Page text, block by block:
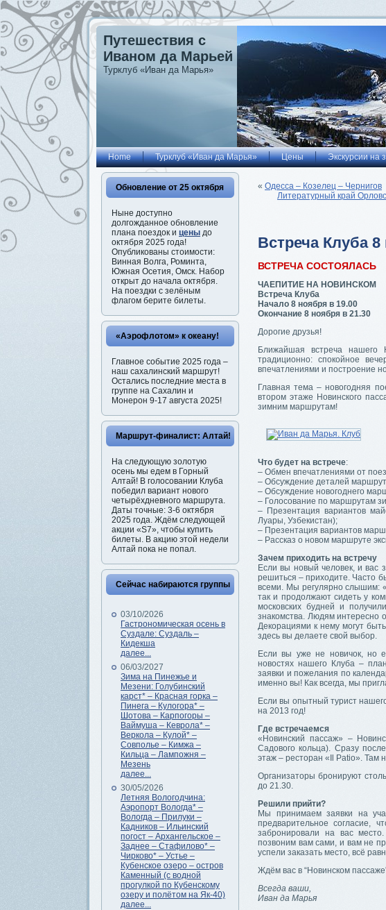
Путешествия с
Иваном да Марьей
Турклуб «Иван да Марья»
Home Турклуб «Иван да Марья» Цены Экскурсии на
Обновление от 25 октября
Ныне доступно
долгожданное обновление
плана поездок и цены до
октября 2025 года!
Опубликованы стоимости:
Винная Волга, Роминта,
Южная Осетия, Омск. Набор
открыт до начала октября.
На поездки с зелёным
флагом берите билеты.
«Аэрофлотом» к океану!
Главное событие 2025 года –
наш сахалинский маршрут!
Остались последние места в
группе на Сахалин и
Монерон 9-17 августа 2025!
Маршрут-финалист: Алтай!
На следующую золотую
осень мы едем в Горный
Алтай! В голосовании Клуба
победил вариант нового
четырёхдневного маршрута.
Даты точные: 3-6 октября
2025 года. Ждём следующей
акции «S7», чтобы купить
билеты. В акцию этой недели
Алтай пока не попал.
Сейчас набираются группы
03/10/2026
Гастрономическая осень в
Суздале: Суздаль –
Кидекша
далее...
06/03/2027
Зима на Пинежье и
Мезени: Голубинский
карст* – Красная горка –
Пинега – Кулогора* –
Шотова – Карпогоры –
Ваймуша – Кеврола* –
Веркола – Кулой* –
Совполье – Кимжа –
Кильца – Лампожня –
Мезень
далее...
30/05/2026
Летняя Вологодчина:
Аэропорт Вологда* –
Вологда – Прилуки –
Кадников – Ильинский
погост – Архангельское –
Заднее – Стафилово* –
Чирково* – Устье –
Кубенское озеро – остров
Каменный (с водной
прогулкой по Кубенскому
озеру и полётом на Як-40)
далее...
« Одесса – Козелец – Чернигов
Литературный край
Встреча Клуба 8
ВСТРЕЧА СОСТОЯЛАСЬ
ЧАЕПИТИЕ НА НОВИНСКОМ
Встреча Клуба
Начало 8 ноября в 19.00
Окончание 8 ноября в 21.30
Дорогие друзья!
Ближайшая встреча нашего
традиционно: спокойное
впечатлениями и построение
Главная тема – новогодняя
втором этаже Новинского
зимним маршрутам!
Что будет на встрече:
– Обмен впечатлениями от
– Обсуждение деталей
– Обсуждение новогоднего
– Голосование по маршрутам
– Презентация вариантов
Луары, Узбекистан);
– Презентация вариантов
– Рассказ о новом маршруте
Зачем приходить на встречу
Если вы новый человек, и вас
решиться – приходите. Часто
всеми. Мы регулярно слышим:
так и продолжают сидеть у
московских будней и
знакомства. Людям интересно
Декорациями к нему могут
здесь вы делаете свой выбор.
Если вы уже не новичок, но
новостях нашего Клуба –
заявки и пожелания по
именно вы! Как всегда, мы
Если вы опытный турист
на 2013 год!
Где встречаемся
«Новинский пассаж» –
Садового кольца). Сразу
этаж – ресторан «Il Patio». Там
Организаторы бронируют
до 21.30.
Решили прийти?
Мы принимаем заявки на
предварительное согласие,
забронировали на вас
позвоним вам сами, и вам не
успели заказать место, всё
Ждём вас в “Новинском
Всегда ваши,
Иван да Марья